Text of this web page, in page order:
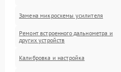
Замена микросхемы усилителя
Ремонт встроенного дальнометра и
других устройств
Калибровка и настройка